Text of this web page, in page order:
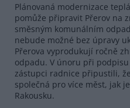
Plánovaná modernizace
pomůže připravit Přerov na
směsným komunálním
nebude možné bez úpravy
Přerova vyprodukují ročně
odpadu. V únoru při
zástupci radnice připustili,
společná pro více měst, jak
Rakousku.